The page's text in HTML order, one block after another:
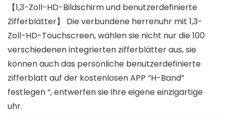
【1,3-Zoll-HD-Bildschirm und benutzerdefinierte
Zifferblätter】 Die verbundene herrenuhr mit 1,3-
Zoll-HD-Touchscreen, wählen sie nicht nur die 100
verschiedenen integrierten zifferblätter aus, sie
können auch das persönliche benutzerdefinierte
zifferblatt auf der kostenlosen APP “H-Band”
festlegen “, entwerfen sie Ihre eigene einzigartige
uhr.